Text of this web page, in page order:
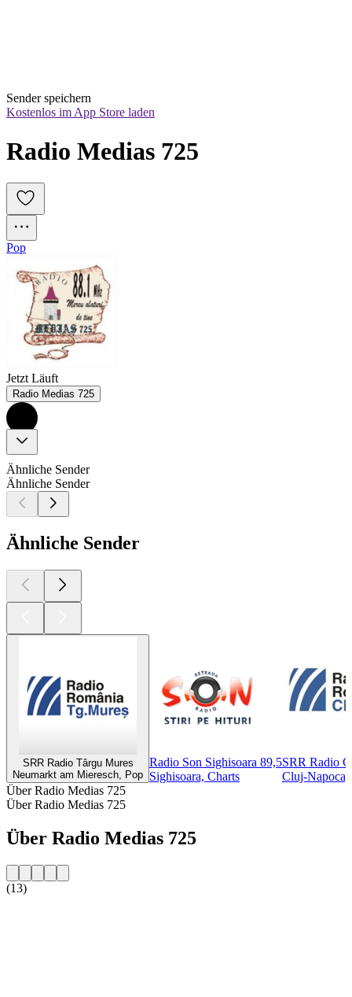
Sender speichern
Kostenlos im App Store laden
Radio Medias 725
Pop
Jetzt Läuft
Radio Medias 725
Ähnliche Sender
Ähnliche Sender
Ähnliche Sender
SRR Radio Târgu Mures
Neumarkt am Mieresch, Pop
Radio Son Sighisoara 89,5
Sighisoara, Charts
SRR Radio
Cluj-Napoca,
Über Radio Medias 725
Über Radio Medias 725
Über Radio Medias 725
(13)